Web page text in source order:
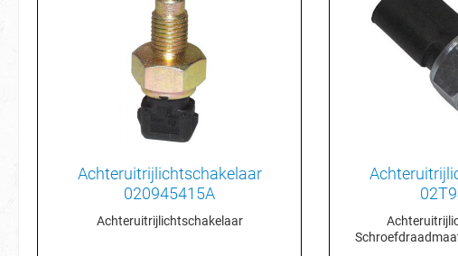
Achteruitrijlichtschakelaar
020945415A
Achteruitrijlichtschakelaar